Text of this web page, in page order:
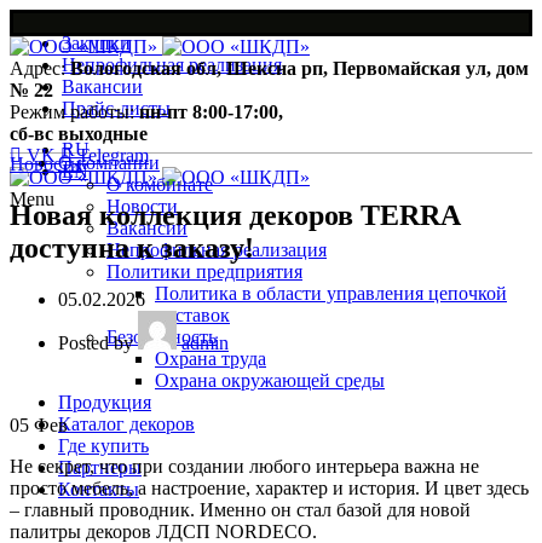
Закупки
Непрофильная реализация
Вакансии
Прайс-листы
RU
EN
Адрес:Вологодская обл, Шексна рп, Первомайская ул, дом
№ 22
Режим работы:пн-пт 8:00-17:00,
сб-вс выходные
VK
Telegram
Menu
О компании
О комбинате
Новости
Вакансии
Непрофильная реализация
Политики предприятия
Политика в области управления цепочкой
поставок
Безопасность
Охрана труда
Охрана окружающей среды
Продукция
Каталог декоров
Где купить
Партнеры
Контакты
Новости
Новая коллекция декоров TERRA
доступна к заказу!
05.02.2026
Posted by admin
05 Фев
Не секрет, что при создании любого интерьера важна не
просто мебель, а настроение, характер и история. И цвет здесь
– главный проводник. Именно он стал базой для новой
палитры декоров ЛДСП NORDECO.